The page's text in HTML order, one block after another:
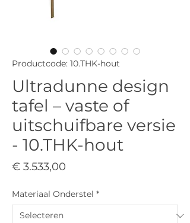
Productcode: 10.THK-hout
Ultradunne design
tafel – vaste of
uitschuifbare versie
- 10.THK-hout
€ 3.533,00
Materiaal Onderstel *